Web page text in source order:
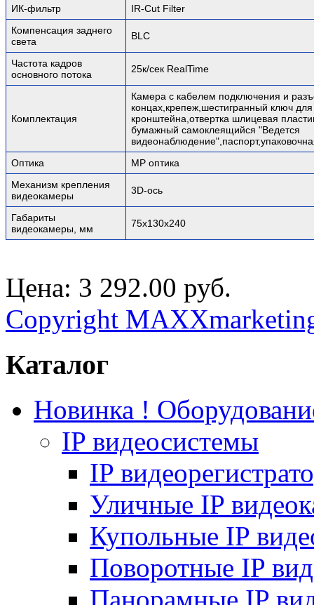
ИК-фильтр
IR-Cut Filter
Компенсация заднего
света
BLC
Частота кадров
основного потока
25к/сек RealTime
Комплектация
Камера с кабелем подключения и
концах,крепеж,шестигранный ключ для
кронштейна,отвертка шлицевая
бумажный самоклеящийся "Ведется
Оптика
MP оптика
Механизм крепления
видеокамеры
3D-ось
Габариты
видеокамеры, мм
75х130х240
Цена: 3 292.00 руб.
Copyright
Каталог
Новинка !
IP видеосистемы
IP
Уличные IP
Купольные IP
Поворотные IP